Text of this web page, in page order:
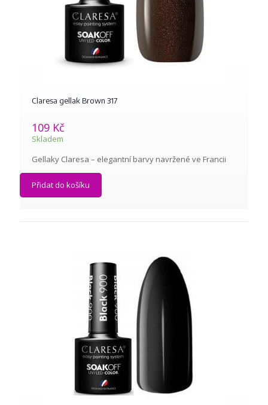
Claresa gellak Brown 317
109 Kč
Skladem
Gellaky Claresa – elegantní barvy navržené ve Francii
Přidat do košíku